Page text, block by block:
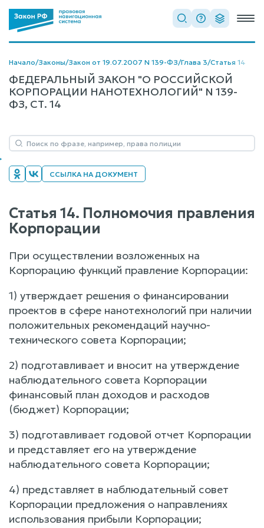
Начало/Законы/Закон от 19.07.2007 N 139-ФЗ/Глава 3/Статья 14
ФЕДЕРАЛЬНЫЙ ЗАКОН "О РОССИЙСКОЙ
КОРПОРАЦИИ НАНОТЕХНОЛОГИЙ" N 139-
ФЗ, СТ. 14
ССЫЛКА НА ДОКУМЕНТ
Статья 14. Полномочия правления
Корпорации
При осуществлении возложенных на
Корпорацию функций правление Корпорации:
1) утверждает решения о финансировании
проектов в сфере нанотехнологий при наличии
положительных рекомендаций научно-
технического совета Корпорации;
2) подготавливает и вносит на утверждение
наблюдательного совета Корпорации
финансовый план доходов и расходов
(бюджет) Корпорации;
3) подготавливает годовой отчет Корпорации
и представляет его на утверждение
наблюдательного совета Корпорации;
4) представляет в наблюдательный совет
Корпорации предложения о направлениях
использования прибыли Корпорации;